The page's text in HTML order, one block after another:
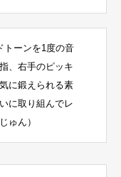
トーンを1度の音
、右手のピッキ
に鍛えられる素
に取り組んでレ
ゅん）